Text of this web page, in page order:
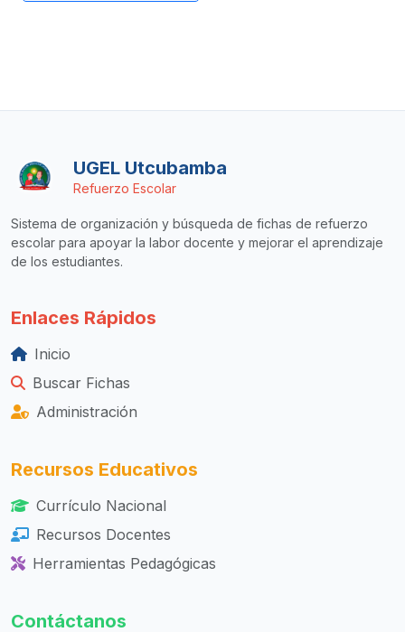
UGEL Utcubamba
Refuerzo Escolar
Sistema de organización y búsqueda de fichas de refuerzo
escolar para apoyar la labor docente y mejorar el aprendizaje
de los estudiantes.
Enlaces Rápidos
Inicio
Buscar Fichas
Administración
Recursos Educativos
Currículo Nacional
Recursos Docentes
Herramientas Pedagógicas
Contáctanos